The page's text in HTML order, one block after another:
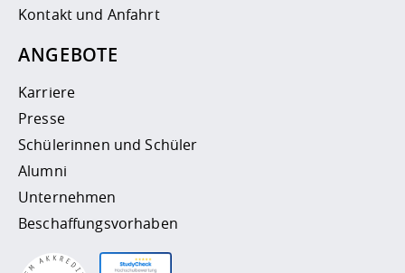
Kontakt und Anfahrt
ANGEBOTE
Karriere
Presse
Schülerinnen und Schüler
Alumni
Unternehmen
Beschaffungsvorhaben